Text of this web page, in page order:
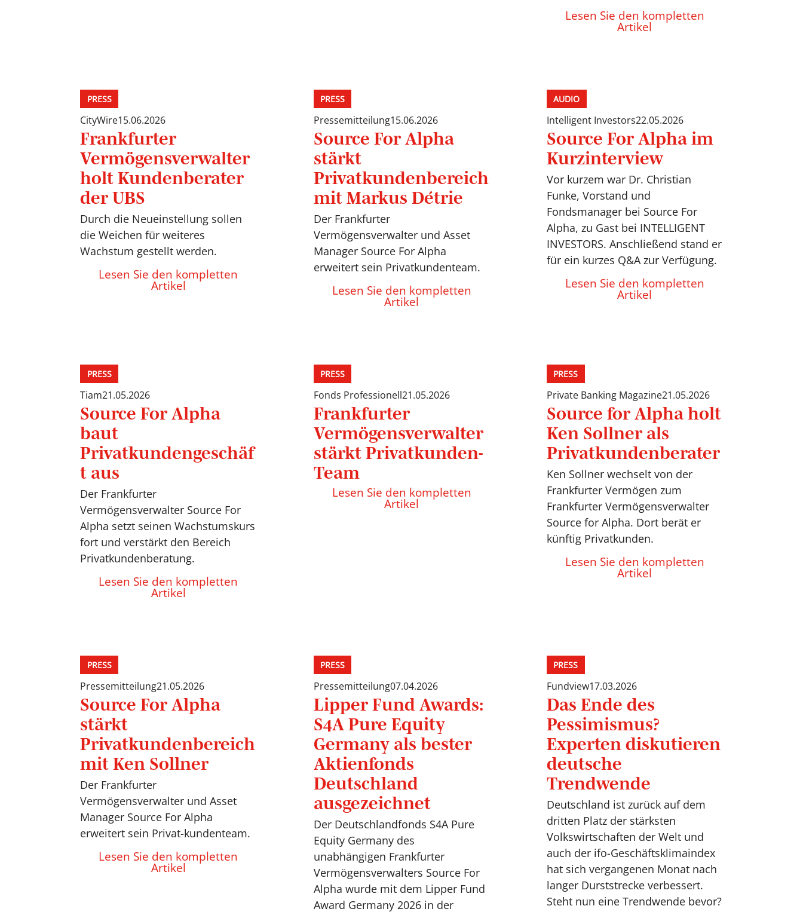
Lesen Sie den kompletten
Artikel
PRESS
CityWire15.06.2026
Frankfurter
Vermögensverwalter
holt Kundenberater
der UBS
Durch die Neueinstellung sollen
die Weichen für weiteres
Wachstum gestellt werden.
Lesen Sie den kompletten
Artikel
PRESS
Pressemitteilung15.06.2026
Source For Alpha
stärkt
Privatkundenbereich
mit Markus Détrie
Der Frankfurter
Vermögensverwalter und Asset
Manager Source For Alpha
erweitert sein Privatkundenteam.
Lesen Sie den kompletten
Artikel
AUDIO
Intelligent Investors22.05.2026
Source For Alpha im
Kurzinterview
Vor kurzem war Dr. Christian
Funke, Vorstand und
Fondsmanager bei Source For
Alpha, zu Gast bei INTELLIGENT
INVESTORS. Anschließend stand er
für ein kurzes Q&A zur Verfügung.
Lesen Sie den kompletten
Artikel
PRESS
Tiam21.05.2026
Source For Alpha
baut
Privatkundengeschäf
t aus
Der Frankfurter
Vermögensverwalter Source For
Alpha setzt seinen Wachstumskurs
fort und verstärkt den Bereich
Privatkundenberatung.
Lesen Sie den kompletten
Artikel
PRESS
Fonds Professionell21.05.2026
Frankfurter
Vermögensverwalter
stärkt Privatkunden-
Team
Lesen Sie den kompletten
Artikel
PRESS
Private Banking Magazine21.05.2026
Source for Alpha holt
Ken Sollner als
Privatkundenberater
Ken Sollner wechselt von der
Frankfurter Vermögen zum
Frankfurter Vermögensverwalter
Source for Alpha. Dort berät er
künftig Privatkunden.
Lesen Sie den kompletten
Artikel
PRESS
Pressemitteilung21.05.2026
Source For Alpha
stärkt
Privatkundenbereich
mit Ken Sollner
Der Frankfurter
Vermögensverwalter und Asset
Manager Source For Alpha
erweitert sein Privat-kundenteam.
Lesen Sie den kompletten
Artikel
PRESS
Pressemitteilung07.04.2026
Lipper Fund Awards:
S4A Pure Equity
Germany als bester
Aktienfonds
Deutschland
ausgezeichnet
Der Deutschlandfonds S4A Pure
Equity Germany des
unabhängigen Frankfurter
Vermögensverwalters Source For
Alpha wurde mit dem Lipper Fund
Award Germany 2026 in der
PRESS
Fundview17.03.2026
Das Ende des
Pessimismus?
Experten diskutieren
deutsche
Trendwende
Deutschland ist zurück auf dem
dritten Platz der stärksten
Volkswirtschaften der Welt und
auch der ifo-Geschäftsklimaindex
hat sich vergangenen Monat nach
langer Durststrecke verbessert.
Steht nun eine Trendwende bevor?